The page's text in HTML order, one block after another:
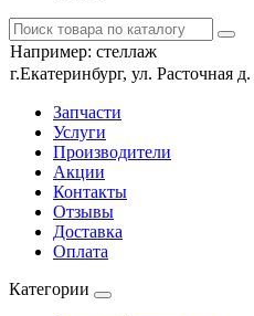
Например: стеллаж
г.Екатеринбург, ул. Расточная
Запчасти
Услуги
Производители
Акции
Контакты
Отзывы
Доставка
Оплата
Категории